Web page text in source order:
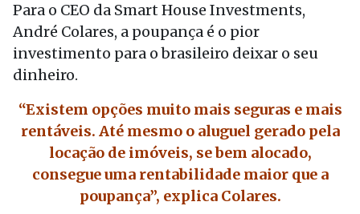
Para o CEO da Smart House Investments,
André Colares, a poupança é o pior
investimento para o brasileiro deixar o seu
dinheiro.
“Existem opções muito mais seguras e mais
rentáveis. Até mesmo o aluguel gerado pela
locação de imóveis, se bem alocado,
consegue uma rentabilidade maior que a
poupança”, explica Colares.